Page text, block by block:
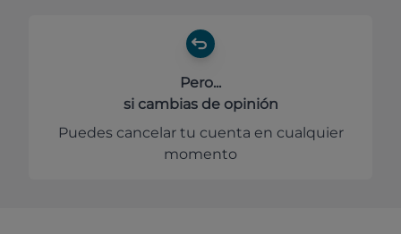
Pero...
si cambias de opinión
Puedes cancelar tu cuenta en cualquier
momento